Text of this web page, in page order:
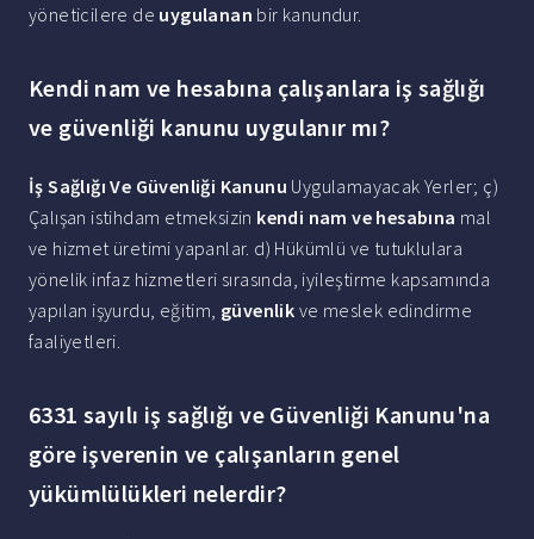
yöneticilere de uygulanan bir kanundur.
Kendi nam ve hesabına çalışanlara iş sağlığı
ve güvenliği kanunu uygulanır mı?
İş Sağlığı Ve Güvenliği Kanunu Uygulamayacak Yerler; ç)
Çalışan istihdam etmeksizin kendi nam ve hesabına mal
ve hizmet üretimi yapanlar. d) Hükümlü ve tutuklulara
yönelik infaz hizmetleri sırasında, iyileştirme kapsamında
yapılan işyurdu, eğitim, güvenlik ve meslek edindirme
faaliyetleri.
6331 sayılı iş sağlığı ve Güvenliği Kanunu'na
göre işverenin ve çalışanların genel
yükümlülükleri nelerdir?